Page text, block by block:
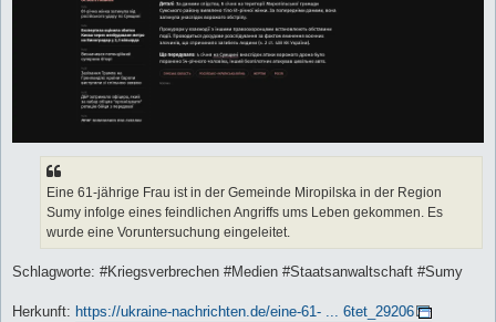
Eine 61-jährige Frau ist in der Gemeinde Miropilska in der Region
Sumy infolge eines feindlichen Angriffs ums Leben gekommen. Es
wurde eine Voruntersuchung eingeleitet.
Schlagworte: #Kriegsverbrechen #Medien #Staatsanwaltschaft #Sumy
Herkunft: https://ukraine-nachrichten.de/eine-61- ... 6tet_29206